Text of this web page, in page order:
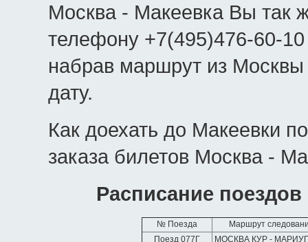
Москва - Макеевка Вы так
телефону +7(495)476-60-
набрав маршрут из
дату.
Как доехать до Макеевки
заказа билетов Москва -
Расписание
№ Поезда
Маршрут
Поезд 077Г
МОСКВА КУР -